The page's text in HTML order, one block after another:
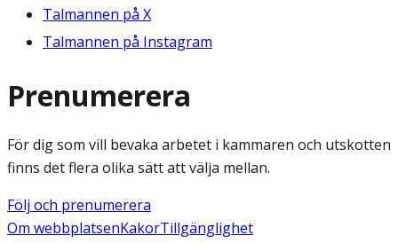
Talmannen på X
Talmannen på Instagram
Prenumerera
För dig som vill bevaka arbetet i kammaren och utskotten
finns det flera olika sätt att välja mellan.
Följ och prenumerera
Om webbplatsenKakorTillgänglighet